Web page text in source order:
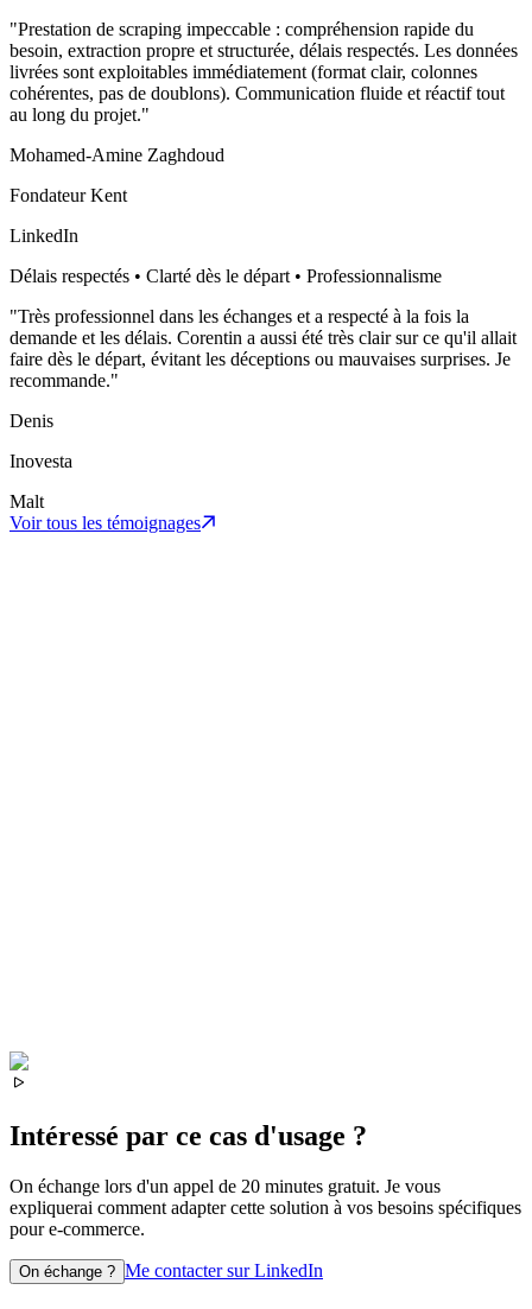
"Prestation de scraping impeccable : compréhension rapide du
besoin, extraction propre et structurée, délais respectés. Les données
livrées sont exploitables immédiatement (format clair, colonnes
cohérentes, pas de doublons). Communication fluide et réactif tout
au long du projet."
Mohamed-Amine Zaghdoud
Fondateur Kent
LinkedIn
Délais respectés • Clarté dès le départ • Professionnalisme
"Très professionnel dans les échanges et a respecté à la fois la
demande et les délais. Corentin a aussi été très clair sur ce qu'il allait
faire dès le départ, évitant les déceptions ou mauvaises surprises. Je
recommande."
Denis
Inovesta
Malt
Voir tous les témoignages
Intéressé par ce cas d'usage ?
On échange lors d'un appel de 20 minutes gratuit. Je vous
expliquerai comment adapter cette solution à vos besoins spécifiques
poure-commerce.
On échange ? Me contacter sur LinkedIn